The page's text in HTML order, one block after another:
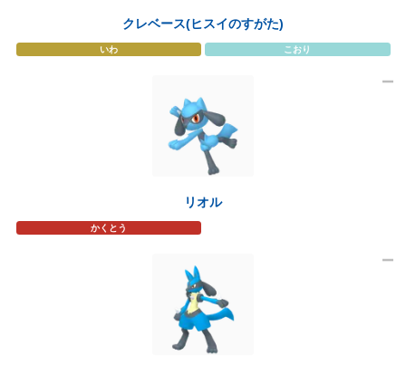
クレベース(ヒスイのすがた)
いわ こおり
リオル
かくとう